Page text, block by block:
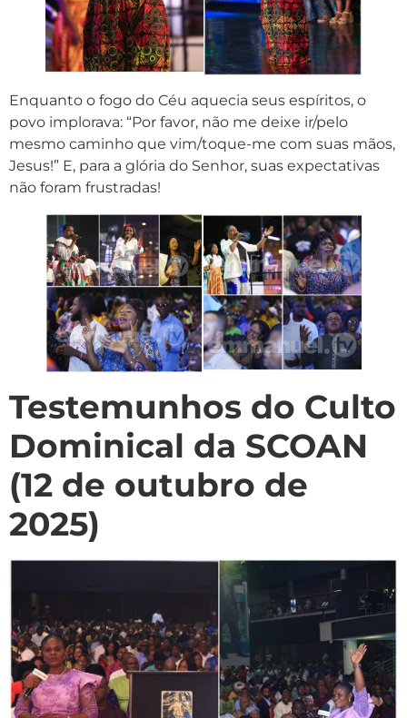
Enquanto o fogo do Céu aquecia seus espíritos, o
povo implorava: “Por favor, não me deixe ir/pelo
mesmo caminho que vim/toque-me com suas mãos,
Jesus!” E, para a glória do Senhor, suas expectativas
não foram frustradas!
Testemunhos do Culto
Dominical da SCOAN
(12 de outubro de
2025)